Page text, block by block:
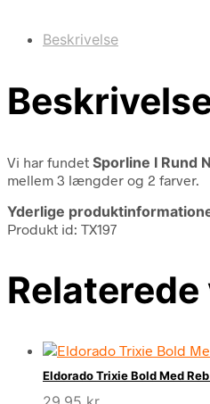
Beskrivelse
Vi har fundet Sporline I Rund
mellem 3 længder og 2 farver.
Yderlige
Produkt id: TX197
Relaterede
Eldorado Trixie Bold Med